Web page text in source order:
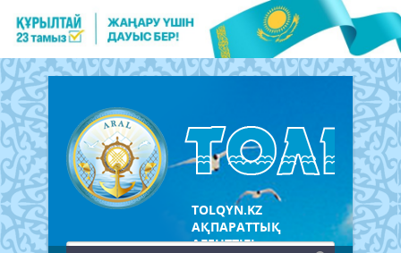
TOLQYN.KZ
АҚПАРАТТЫҚ
АГЕНТТІГІ